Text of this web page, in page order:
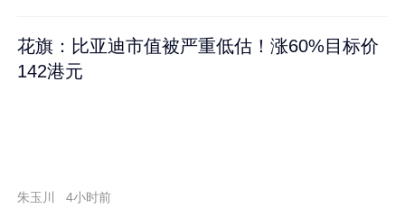
花旗：比亚迪市值被严重低估！涨60%目标价
142港元
朱玉川 4小时前